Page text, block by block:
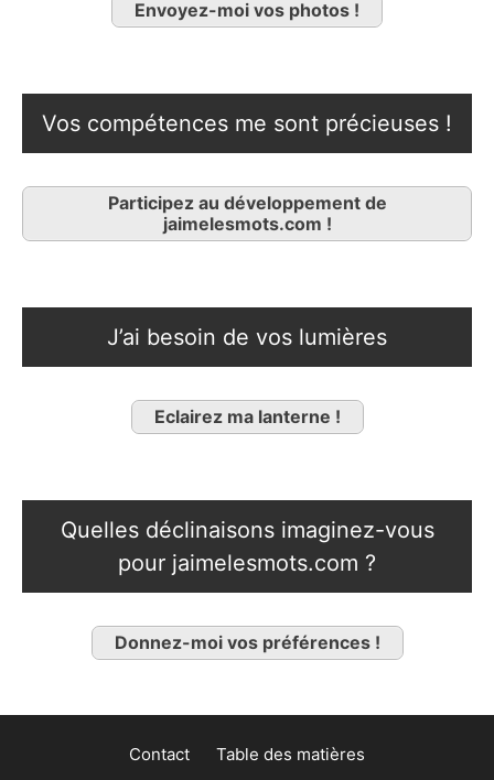
Envoyez-moi vos photos !
Vos compétences me sont précieuses !
Participez au développement de
jaimelesmots.com !
J’ai besoin de vos lumières
Eclairez ma lanterne !
Quelles déclinaisons imaginez-vous
pour jaimelesmots.com ?
Donnez-moi vos préférences !
Contact Table des matières